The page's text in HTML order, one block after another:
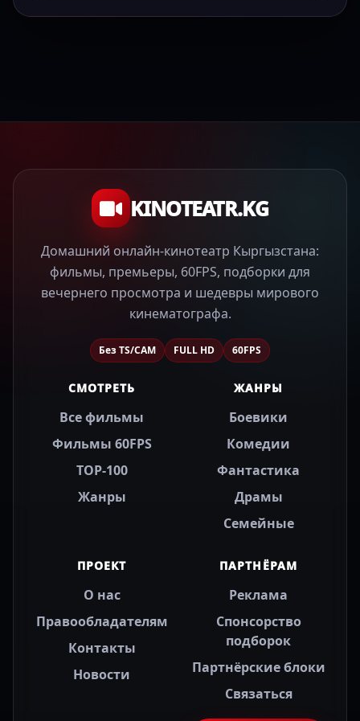
KINOTEATR.KG
Домашний онлайн-кинотеатр Кыргызстана:
фильмы, премьеры, 60FPS, подборки для
вечернего просмотра и шедевры мирового
кинематографа.
Без TS/CAM FULL HD 60FPS
СМОТРЕТЬ
Все фильмы
Фильмы 60FPS
TOP-100
Жанры
ЖАНРЫ
Боевики
Комедии
Фантастика
Драмы
Семейные
ПРОЕКТ
О нас
Правообладателям
Контакты
Новости
ПАРТНЁРАМ
Реклама
Спонсорство
подборок
Партнёрские блоки
Связаться